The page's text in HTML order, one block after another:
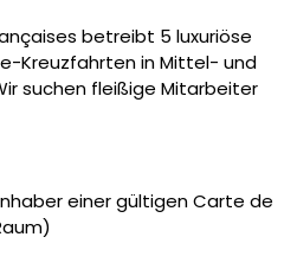
betreibt 5 luxuriöse
Kreuzfahrten in Mittel- und
suchen fleißige Mitarbeiter
einer gültigen Carte de